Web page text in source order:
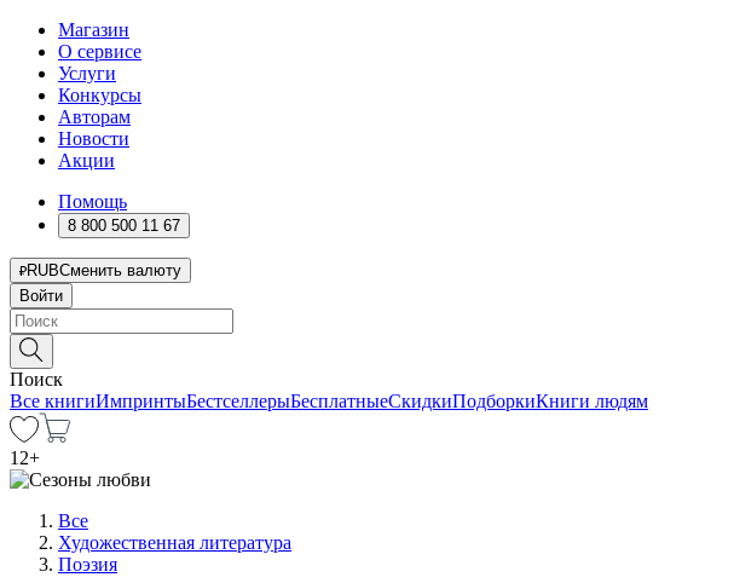
Магазин
О сервисе
Услуги
Конкурсы
Авторам
Новости
Акции
Помощь
8 800 500 11 67
RUBСменить валюту
Войти
Поиск
Все книгиИмпринтыБестселлерыБесплатныеСкидкиПодборкиКниги людям
12+
Все
Художественная литература
Поэзия